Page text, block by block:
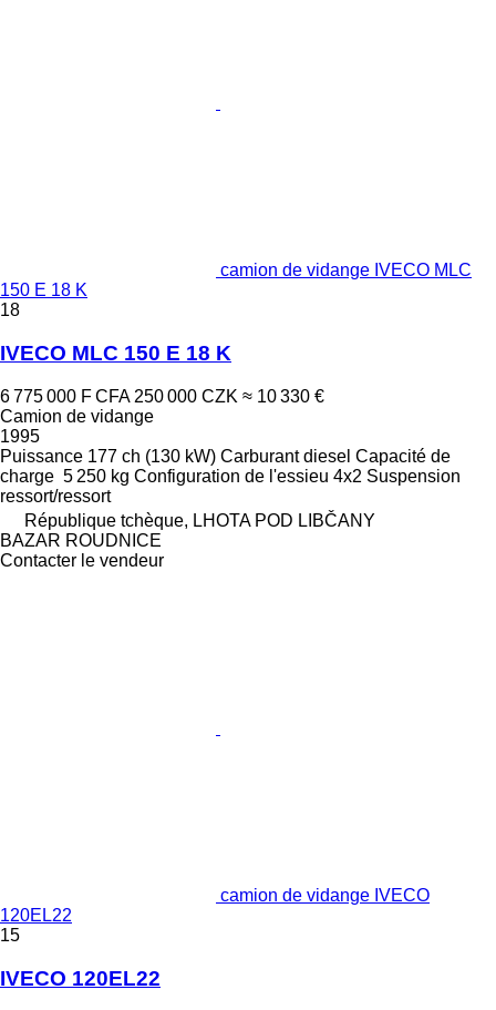
camion de vidange IVECO MLC
150 E 18 K
18
IVECO MLC 150 E 18 K
6 775 000 F CFA 250 000 CZK ≈ 10 330 €
Camion de vidange
1995
Puissance 177 ch (130 kW) Carburant diesel Capacité de
charge 5 250 kg Configuration de l'essieu 4x2 Suspension
ressort/ressort
République tchèque, LHOTA POD LIBČANY
BAZAR ROUDNICE
Contacter le vendeur
camion de vidange IVECO
120EL22
15
IVECO 120EL22